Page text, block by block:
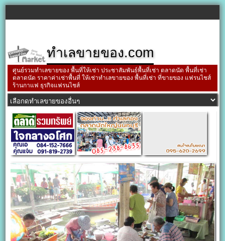
ทำเลขายของ.com
ศูนย์รวมทำเลขายของ พื้นที่ให้เช่า ประชาสัมพันธ์พื้นที่เช่า ตลาดนัด พื้นที่เช่า
ตลาดนัด ราคาค่าเช่าพื้นที่ ให้เช่าทำเลขายของ พื้นที่เช่า ที่ขายของ แฟรนไชส์
ร้านกาแฟ ธุรกิจแฟรนไชส์